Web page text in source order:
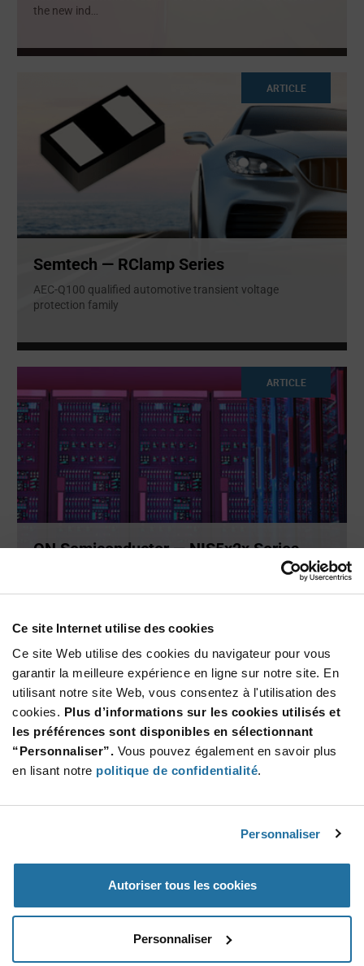
Ce site Internet utilise des cookies
Ce site Web utilise des cookies du navigateur pour vous
garantir la meilleure expérience en ligne sur notre site. En
utilisant notre site Web, vous consentez à l'utilisation des
cookies. Plus d’informations sur les cookies utilisés et
les préférences sont disponibles en sélectionnant
“Personnaliser”. Vous pouvez également en savoir plus
en lisant notre politique de confidentialité.
Personnaliser
Autoriser tous les cookies
Personnaliser
the new ind ...
ARTICLE
Semtech — RClamp Series
AEC-Q100 qualified automotive transient voltage
protection family
ARTICLE
ON Semiconductor — NIS5x2x Series
The devices are designed to buffer the load device from
ÉVÉNEMENTS
The NXP Tech Days Seminar showcases an array of some